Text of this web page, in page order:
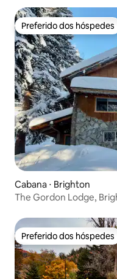
Preferido dos hóspedes
Preferido dos hóspedes
Cabana ⋅ Brighton
The Gordon Lodge,
Preferido dos hóspedes
Preferido dos hóspedes